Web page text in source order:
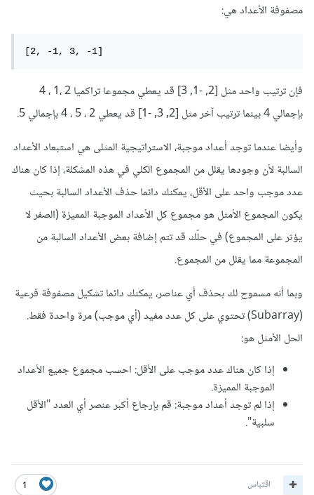
مصفوفة الأعداد هي:
فإن ترتيب واحد مثل [2, -1, 3] قد يعطي مجموعا تراكميا 2 ،1 ، 4
بإجمالي 4 بينما ترتيب آخر مثل [2, 3, -1] قد يعطي 2 ، 5 ، 4 بإجمالي 5.
وأيضا عندما توجد أعداد موجبة، الاستراتيجية المثلى هي استبعاد الأعداد
السالبة لأن وجودها يقلل من المجموع الكلي في هذه المشكلة، إذا كان هناك
عدد موجب واحد على الأقل، يمكنك دائما حذف الأعداد السالبة بحيث
يكون المجموع الأمثل هو مجموع كل الأعداد الموجبة المميزة (الصفر لا
يؤثر على المجموع) في حلّك قد تتم إضافة بعض الأعداد السالبة من
المجموعة مما يقلل من المجموع.
وبما أنه مسموح لك بحذف أي عناصر، يمكنك دائما تشكيل مصفوفة فرعية
(Subarray) تحتوي على كل عدد مفيد (أي موجب) مرة واحدة فقط.
الحل الأمثل هو:
إذا كان هناك عدد موجب على الأقل: احسب مجموع جميع الأعداد
الموجبة المميزة.
إذا لم توجد أعداد موجبة: قم بإرجاع أكبر عنصر أي العدد "الأقل
سلبية".
1 اقتباس